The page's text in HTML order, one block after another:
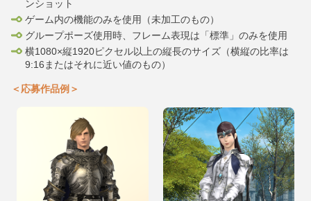
ンショット
ゲーム内の機能のみを使用（未加工のもの）
グループポーズ使用時、フレーム表現は「標準」のみを使用
横1080×縦1920ピクセル以上の縦長のサイズ（横縦の比率は
9:16またはそれに近い値のもの）
＜応募作品例＞